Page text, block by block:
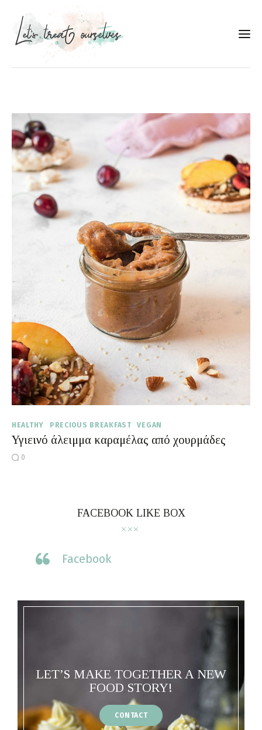
Portfolio
Services
Food photography tips
Επικοινωνία
Συνεργασίες
Moments of Mine
HEALTHY PRECIOUS BREAKFAST VEGAN
Υγιεινό άλειμμα καραμέλας από χουρμάδες
0
FACEBOOK LIKE BOX
Facebook
LET’S MAKE TOGETHER A NEW
FOOD STORY!
CONTACT